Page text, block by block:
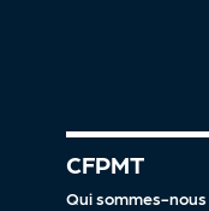
CFPMT
Qui sommes-nous